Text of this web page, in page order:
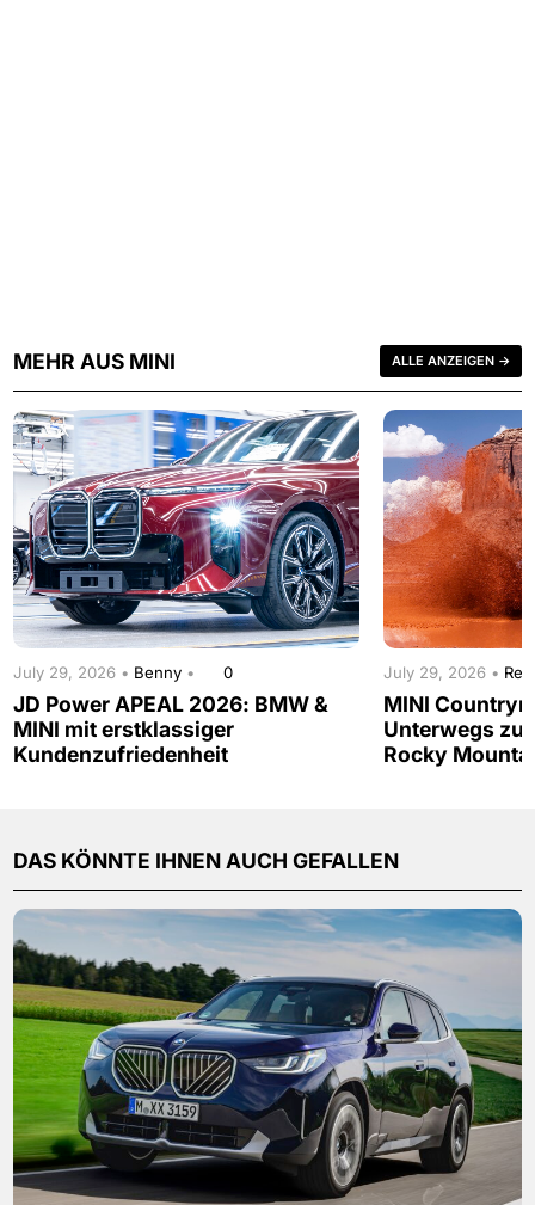
MEHR AUS MINI ALLE ANZEIGEN →
July 29, 2026 • Benny • 0
JD Power APEAL 2026: BMW &
MINI mit erstklassiger
Kundenzufriedenheit
July 29, 2026 •
MINI
Unterwegs
Rocky
DAS KÖNNTE IHNEN AUCH GEFALLEN